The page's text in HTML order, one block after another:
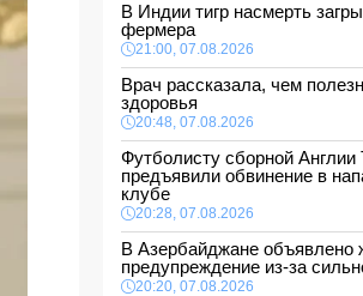
В Индии тигр насмерть
фермера
21:00, 07.08.2026
Врач рассказала, чем
здоровья
20:48, 07.08.2026
Футболисту сборной Англии
предъявили обвинение в
клубе
20:28, 07.08.2026
В Азербайджане объявлено
предупреждение из-за
20:20, 07.08.2026